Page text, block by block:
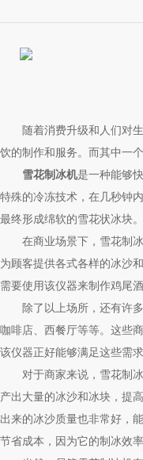
随着消费升级和人们对生
饮的制作和服务。而其中一
雪花制冰机是一种能够
特殊的冷冻技术，在几秒钟
最终形成绵软的雪花状冰块。
在商业场景下，雪花制冰
为顾客提供各式各样的冰沙
需要使用该仪器来制作鸡尾
除了以上场所，还有许多
咖啡店、西餐厅等等。这些
该仪器正好能够满足这些需求
对于商家来说，雪花制冰
产出大量的冰沙和冰块，提
出来的冰沙质量也非常好，
节省成本，因为它的制冰效